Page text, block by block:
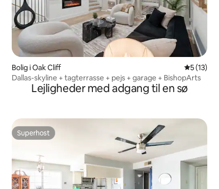
Bolig i Oak Cliff 5 ud af 5
5 (13)
Dallas-skyline + tagterrasse + pejs + garage + BishopArts
Lejligheder med adgang til en sø
Superhost
Superhost